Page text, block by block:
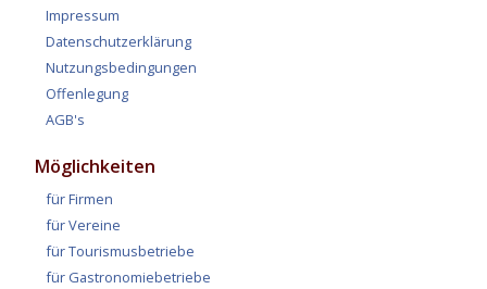
Impressum
Datenschutzerklärung
Nutzungsbedingungen
Offenlegung
AGB's
Möglichkeiten
für Firmen
für Vereine
für Tourismusbetriebe
für Gastronomiebetriebe